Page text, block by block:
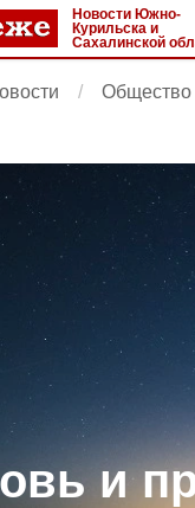
Новости Южно-
Курильска и
Сахалинской
Общество
и